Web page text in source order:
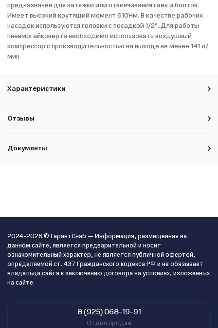
предназначен для затяжки или отвинчивания гаек и болтов.
Имеет высокий крутящий момент 610Нм. В качестве рабочих
насадок используются головки с посадкой 1/2”. Для работы
пневмогайковерта необходимо использовать воздушный
компрессор с производительностью на выходе не менее 141 л/
мин.
Характеристики
Отзывы
Документы
2024-2026 © ГарантСнаб — Информация, размещенная на
данном сайте, является предварительной и носит
ознакомительный характер, не является публичной офертой,
определяемой ст. 437 Гражданского кодекса РФ и не обязывает
владельца сайта к заключению договора на условиях, изложенных
на сайте.
8 (925) 068-19-91
Отдел продаж